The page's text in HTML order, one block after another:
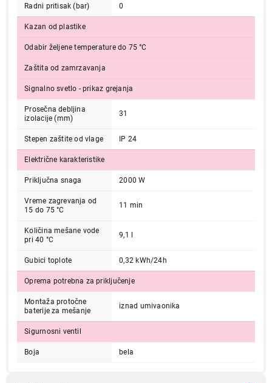
Radni pritisak (bar) 0
Kazan od plastike
Odabir željene temperature do 75 °C
Zaštita od zamrzavanja
Signalno svetlo - prikaz grejanja
Prosečna debljina
izolacije (mm)
31
Stepen zaštite od vlage IP 24
Električne karakteristike
Priključna snaga 2000 W
Vreme zagrevanja od
15 do 75 °C
11 min
Količina mešane vode
pri 40 °C
9,1 l
Gubici toplote 0,32 kWh/24h
Oprema potrebna za priključenje
Montaža protočne
baterije za mešanje
iznad umivaonika
Sigurnosni ventil
Boja bela
BOJLERI
GORENJE TEG 5L U N.M.
Proizvod je dodat u korpu.
Ukupno u korpi:0,00
Nastavi kupovinu